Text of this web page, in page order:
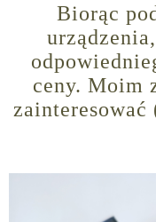
Biorąc
ceny. Moim
zainteresować